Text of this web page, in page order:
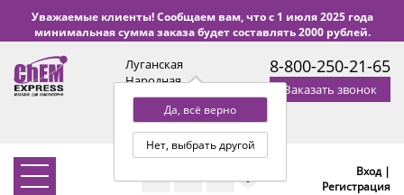
Уважаемые клиенты! Сообщаем вам, что с 1 июля 2025 года
минимальная сумма заказа будет составлять 2000 рублей.
Луганская
Народная
Республика
Да, всё верно
Нет, выбрать другой
с 9:00 до 18:00 по Уфе
(+2 МСК)
8-800-250-21-65
Заказать звонок
0
Вход |
Регистрация